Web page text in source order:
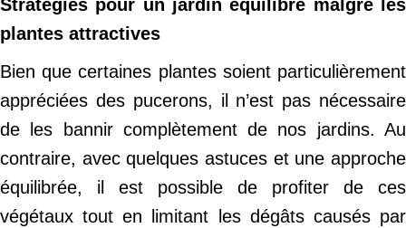
Stratégies pour un jardin équilibré malgré les
plantes attractives
Bien que certaines plantes soient particulièrement
appréciées des pucerons, il n’est pas nécessaire
de les bannir complètement de nos jardins. Au
contraire, avec quelques astuces et une approche
équilibrée, il est possible de profiter de ces
végétaux tout en limitant les dégâts causés par